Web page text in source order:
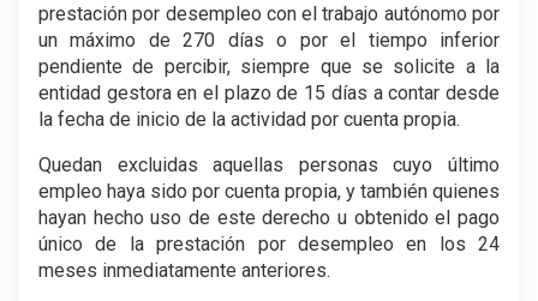
prestación por desempleo con el trabajo autónomo por
un máximo de 270 días o por el tiempo inferior
pendiente de percibir, siempre que se solicite a la
entidad gestora en el plazo de 15 días a contar desde
la fecha de inicio de la actividad por cuenta propia.
Quedan excluidas aquellas personas cuyo último
empleo haya sido por cuenta propia, y también quienes
hayan hecho uso de este derecho u obtenido el pago
único de la prestación por desempleo en los 24
meses inmediatamente anteriores.